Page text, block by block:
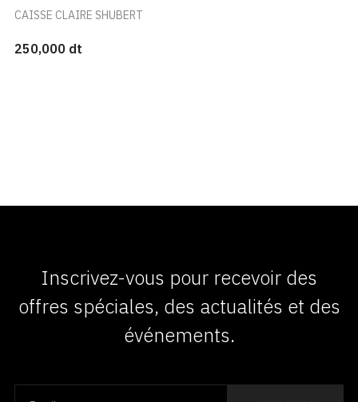
CAISSE CLAIRE SHUBERT
250,000 dt
Inscrivez-vous pour recevoir des
offres spéciales, des actualités et des
événements.